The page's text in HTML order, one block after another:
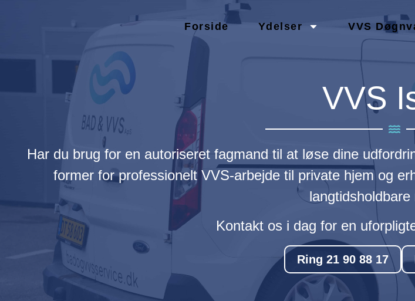
Forside Ydelser VVS
VVS
Har du brug for en autoriseret fagmand til at løse dine
former for professionelt VVS-arbejde til private hjem og
langtidsholdbare
Kontakt os i dag for en
Ring 21 90 88 17